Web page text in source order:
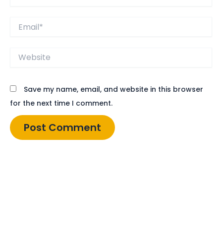
Website
Save my name, email, and website in this browser
for the next time I comment.